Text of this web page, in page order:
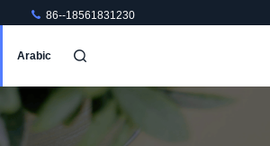
86--18561831230
Arabic